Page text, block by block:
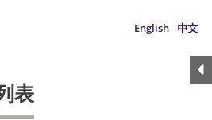
English 中文
表